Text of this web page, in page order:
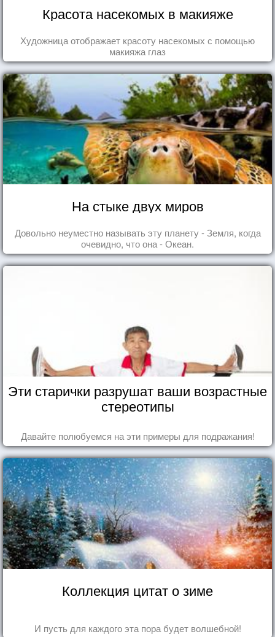
Красота насекомых в макияже
Художница отображает красоту насекомых с помощью
макияжа глаз
На стыке двух миров
Довольно неуместно называть эту планету - Земля, когда
очевидно, что она - Океан.
Эти старички разрушат ваши возрастные
стереотипы
Давайте полюбуемся на эти примеры для подражания!
Коллекция цитат о зиме
И пусть для каждого эта пора будет волшебной!